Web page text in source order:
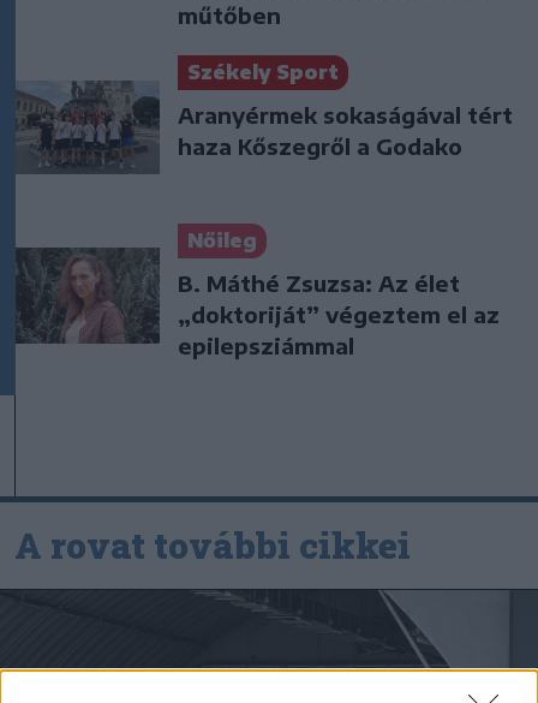
műtőben
Székely Sport
Aranyérmek sokaságával tért
haza Kőszegről a Godako
Nőileg
B. Máthé Zsuzsa: Az élet
„doktoriját” végeztem el az
epilepsziámmal
A rovat további cikkei